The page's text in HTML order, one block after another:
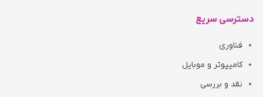
دسترسی سریع
فناوری
کامپیوتر و موبایل
نقد و بررسی